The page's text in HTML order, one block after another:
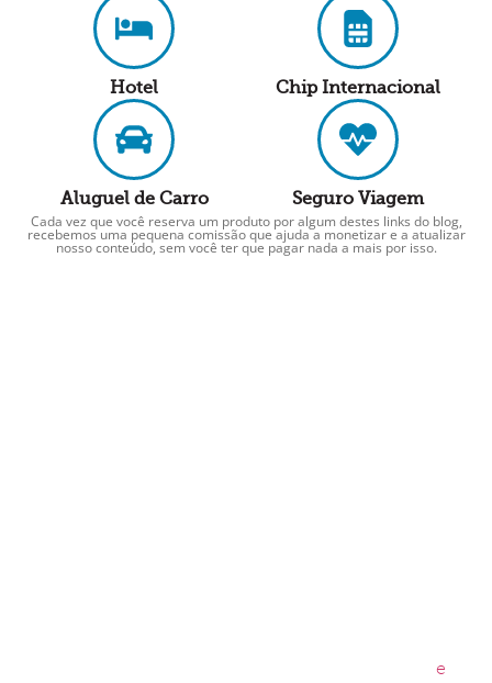
Hotel Chip Internacional
Aluguel de Carro Seguro Viagem
Cada vez que você reserva um produto por algum destes links do blog,
recebemos uma pequena comissão que ajuda a monetizar e a atualizar
nosso conteúdo, sem você ter que pagar nada a mais por isso.
e